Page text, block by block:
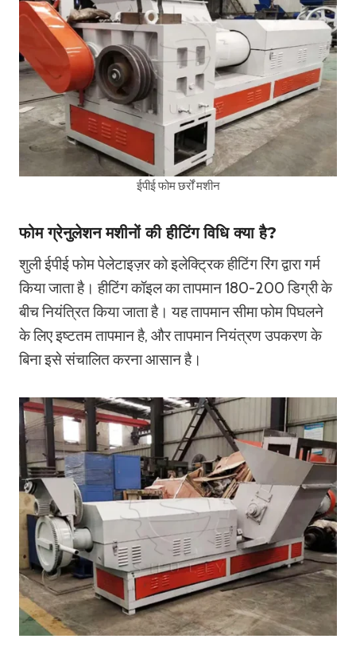
ईपीई फोम छर्रों मशीन
फोम ग्रेनुलेशन मशीनों की हीटिंग विधि क्या है?
शुली ईपीई फोम पेलेटाइज़र को इलेक्ट्रिक हीटिंग रिंग द्वारा गर्म
किया जाता है। हीटिंग कॉइल का तापमान 180-200 डिग्री के
बीच नियंत्रित किया जाता है। यह तापमान सीमा फोम पिघलने
के लिए इष्टतम तापमान है, और तापमान नियंत्रण उपकरण के
बिना इसे संचालित करना आसान है।